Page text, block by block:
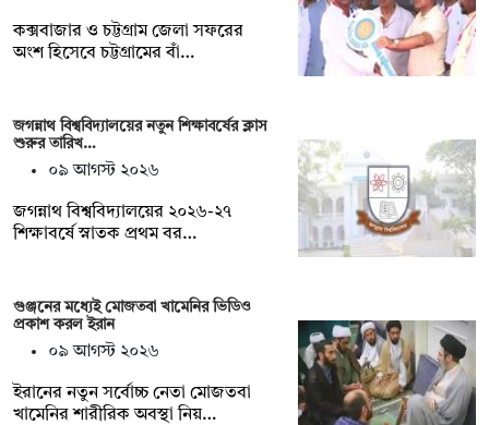
কক্সবাজার ও চট্টগ্রাম জেলা সফরের
অংশ হিসেবে চট্টগ্রামের বাঁ…
জগন্নাথ বিশ্ববিদ্যালয়ের নতুন শিক্ষাবর্ষের ক্লাস
শুরুর তারিখ…
০৯ আগস্ট ২০২৬
জগন্নাথ বিশ্ববিদ্যালয়ের ২০২৬-২৭
শিক্ষাবর্ষে স্নাতক প্রথম বর…
গুঞ্জনের মধ্যেই মোজতবা খামেনির ভিডিও
প্রকাশ করল ইরান
০৯ আগস্ট ২০২৬
ইরানের নতুন সর্বোচ্চ নেতা মোজতবা
খামেনির শারীরিক অবস্থা নিয়…